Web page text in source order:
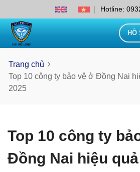
Hotline:
HỒ
Trang chủ
Top 10 công ty bảo vệ ở Đồng Nai
2025
Top 10 công ty
Đồng Nai hiệu